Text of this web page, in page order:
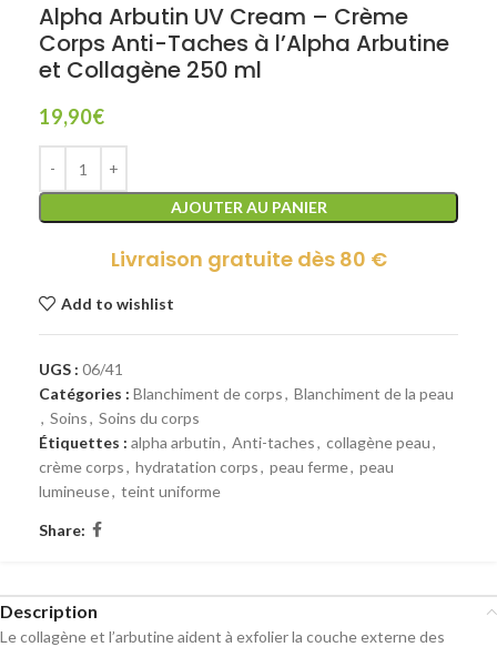
Alpha Arbutin UV Cream – Crème
Corps Anti-Taches à l’Alpha Arbutine
et Collagène 250 ml
19,90€
AJOUTER AU PANIER
Livraison gratuite dès 80 €
Add to wishlist
UGS : 06/41
Catégories : Blanchiment de corps, Blanchiment de la peau
, Soins, Soins du corps
Étiquettes : alpha arbutin, Anti-taches, collagène peau,
crème corps, hydratation corps, peau ferme, peau
lumineuse, teint uniforme
Share:
Description
Le collagène et l’arbutine aident à exfolier la couche externe des